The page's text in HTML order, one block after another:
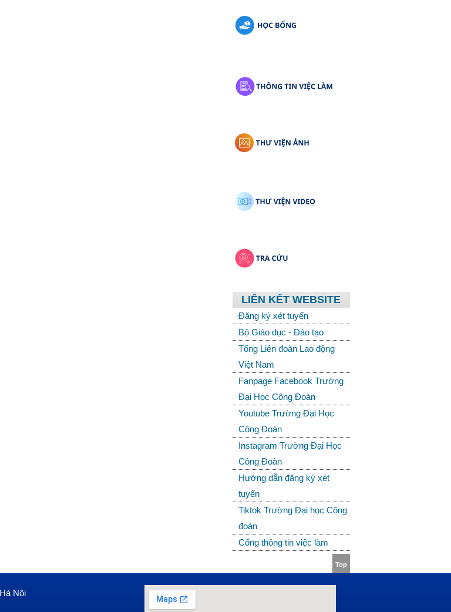
LIÊN KẾT WEBSITE
Đăng ký xét tuyển
Bộ Giáo dục - Đào tạo
Tổng Liên đoàn Lao động
Việt Nam
Fanpage Facebook Trường
Đại Học Công Đoàn
Youtube Trường Đại Học
Công Đoàn
Instagram Trường Đại Học
Công Đoàn
Hướng dẫn đăng ký xét
tuyển
Tiktok Trường Đại học Công
đoàn
Cổng thông tin việc làm
Top
Nội